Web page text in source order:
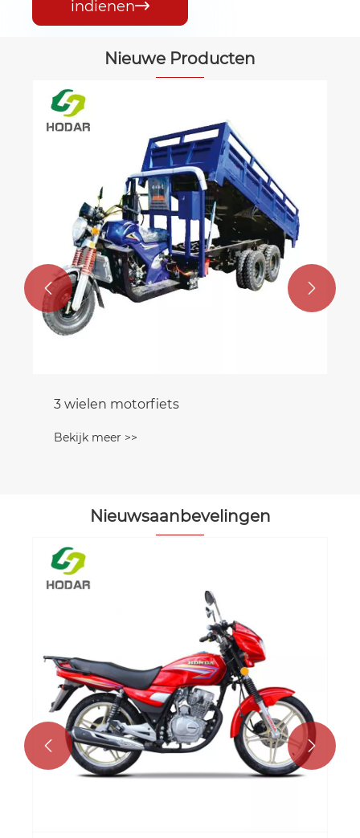
indienen
Nieuwe Producten
Kenya Taxi Electric Motorcycle
 
Nieuwsaanbevelingen
Wat maakt benzinescooters tot een
praktische keuze voor woon-
werkverkeer in de stad?
 